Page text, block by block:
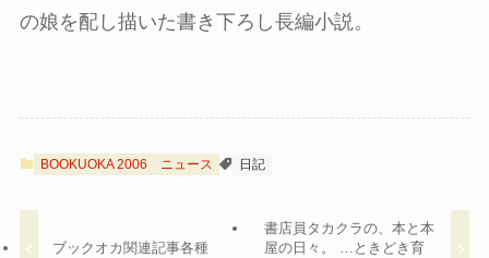
の娘を配し描いた書き下ろし長編小説。
BOOKUOKA 2006 ニュース 日記
ブックオカ関連記事各種
書店員タカクラの、本と本
屋の日々。 …ときどき育